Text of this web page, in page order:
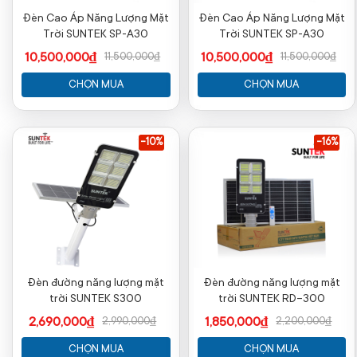
Đèn Cao Áp Năng Lượng Mặt
Trời SUNTEK SP-A30
10,500,000₫ 11,500,000₫
CHỌN MUA
Đèn Cao Áp Năng Lượng Mặt
Trời SUNTEK SP-A30
10,500,000₫ 11,500,000₫
CHỌN MUA
Đèn đường năng lượng mặt
trời SUNTEK S300
2,690,000₫ 2,990,000₫
-10%
CHỌN MUA
Đèn đường năng lượng mặt
trời SUNTEK RD-300
1,850,000₫ 2,200,000₫
-16%
CHỌN MUA